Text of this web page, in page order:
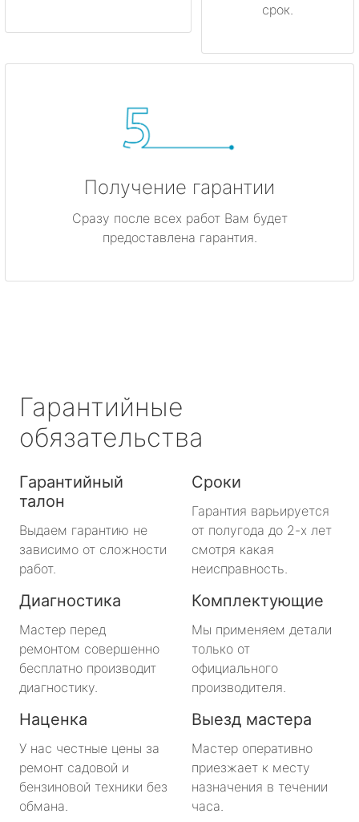
срок.
Получение гарантии
Сразу после всех работ Вам будет
предоставлена гарантия.
Гарантийные
обязательства
Гарантийный
талон
Выдаем гарантию не
зависимо от сложности
работ.
Сроки
Гарантия варьируется
от полугода до 2-х лет
смотря какая
неисправность.
Диагностика
Мастер перед
ремонтом совершенно
бесплатно производит
диагностику.
Комплектующие
Мы применяем детали
только от
официального
производителя.
Наценка
У нас честные цены за
ремонт садовой и
бензиновой техники без
обмана.
Выезд мастера
Мастер оперативно
приезжает к месту
назначения в течении
часа.